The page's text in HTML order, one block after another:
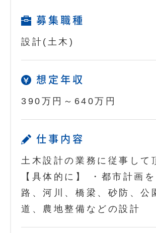
募集職種
設計(土木)
想定年収
390万円～640万円
仕事内容
土木設計の業務に従事して
【具体的に】 ・都市計画
路、河川、橋梁、砂防、公
道、農地整備などの設計